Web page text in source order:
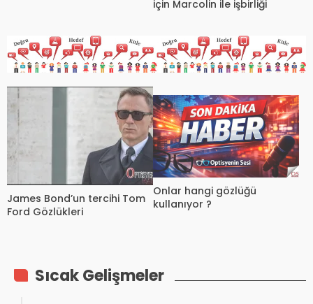
için Marcolin ile işbirliği
James Bond’un tercihi Tom
Ford Gözlükleri
Onlar hangi gözlüğü
kullanıyor ?
Sıcak Gelişmeler